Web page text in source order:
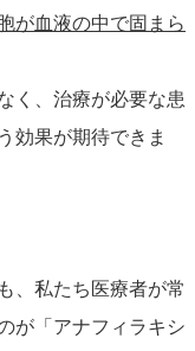
が血液の中で固まら
く、治療が必要な患
効果が期待できま
、私たち医療者が常
が「アナフィラキシ